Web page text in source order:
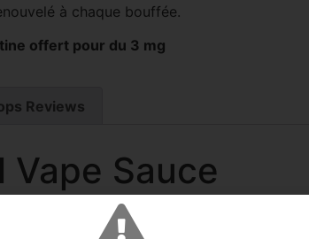
à chaque bouffée.
offert pour du 3 mg
Reviews
Sauce